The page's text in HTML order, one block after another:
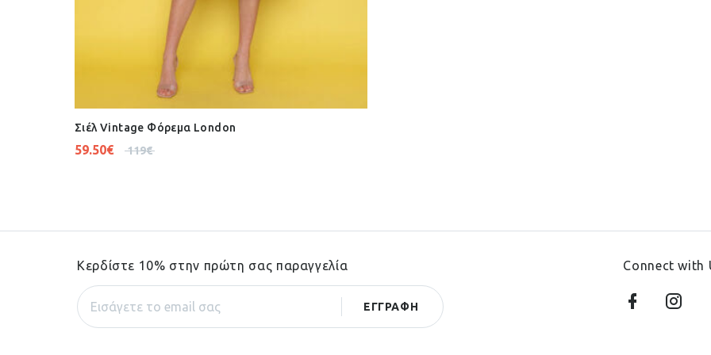
Σιέλ Vintage Φόρεμα London
119€
59.50€
Κερδίστε 10% στην πρώτη σας παραγγελία Connect with